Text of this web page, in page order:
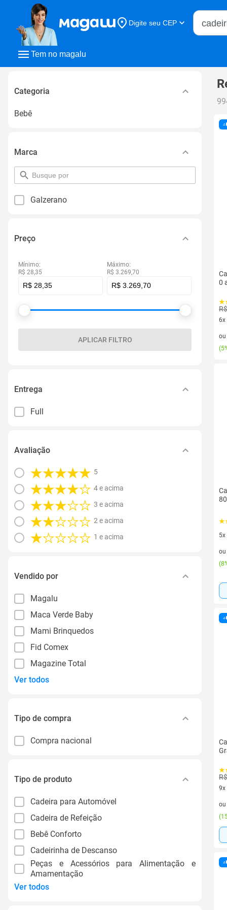
Tem no magalu
Digite seu CEP
Buscar
Categoria
Bebê
Marca
pesquisar
por
Galzerano
Preço
Mínimo:
R$ 28,35
Máximo:
R$ 3.269,70
APLICAR FILTRO
Entrega
Full
Avaliação
5
4 e acima
3 e acima
2 e acima
1 e acima
Vendido por
Magalu
Maca Verde Baby
Mami Brinquedos
Fid Comex
Magazine Total
Ver todos
Tipo de compra
Compra nacional
Tipo de produto
Cadeira para Automóvel
Cadeira de Refeição
Bebê Conforto
Cadeirinha de Descanso
Peças e Acessórios para Alimentação e
Amamentação
Ver todos
0
6x
6
ou
(
5x
5
ou
(
9x
9
ou
(